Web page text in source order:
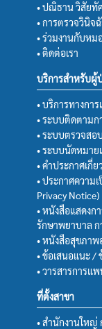
• ปณิธาน วิสัยทั
• การตรวจวินิจ
• ร่วมงานกับหม
• ติดต่อเรา
บริการสำหรับผู้
• บริการทางกา
• ระบบติดตามก
• ระบบตรวจสอ
• ระบบนัดหมา
• คำประกาศเกี่
• ประกาศความ
Privacy Notice)
• หนังสือแสดงก
รักษาพยาบาล
• หนังสือสุขภาพ
• ข้อเสนอแนะ /
• วารสารการแ
ที่ตั้งสาขา
• สำนักงานใหญ่